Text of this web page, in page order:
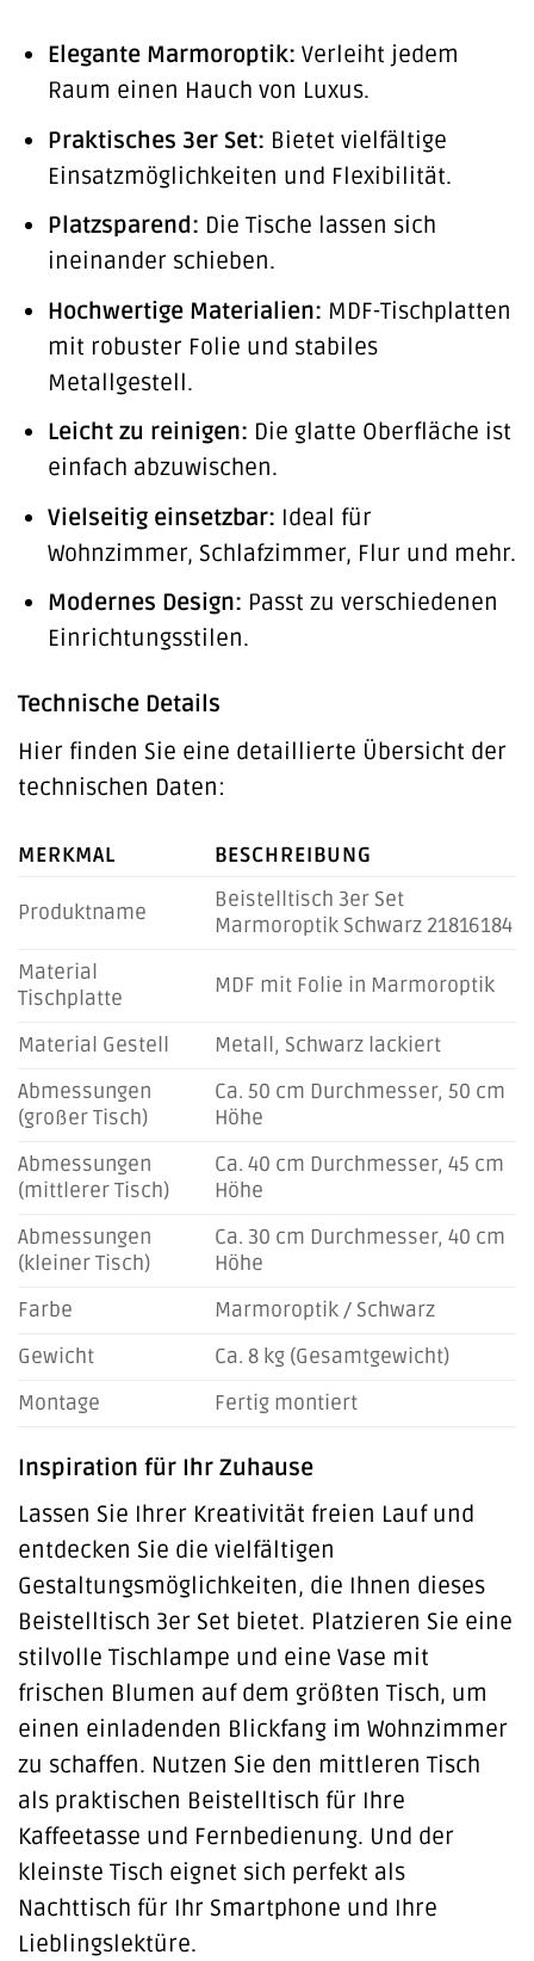
Elegante Marmoroptik: Verleiht jedem
Raum einen Hauch von Luxus.
Praktisches 3er Set: Bietet vielfältige
Einsatzmöglichkeiten und Flexibilität.
Platzsparend: Die Tische lassen sich
ineinander schieben.
Hochwertige Materialien: MDF-Tischplatten
mit robuster Folie und stabiles
Metallgestell.
Leicht zu reinigen: Die glatte Oberfläche ist
einfach abzuwischen.
Vielseitig einsetzbar: Ideal für
Wohnzimmer, Schlafzimmer, Flur und mehr.
Modernes Design: Passt zu verschiedenen
Einrichtungsstilen.
Technische Details
Hier finden Sie eine detaillierte Übersicht der
technischen Daten:
MERKMAL BESCHREIBUNG
Produktname
Beistelltisch 3er Set
Marmoroptik Schwarz 21816184
Material
Tischplatte
MDF mit Folie in Marmoroptik
Material Gestell
Metall, Schwarz lackiert
Abmessungen
(großer Tisch)
Ca. 50 cm Durchmesser, 50 cm
Höhe
Abmessungen
(mittlerer Tisch)
Ca. 40 cm Durchmesser, 45 cm
Höhe
Abmessungen
(kleiner Tisch)
Ca. 30 cm Durchmesser, 40 cm
Höhe
Farbe
Marmoroptik / Schwarz
Gewicht
Ca. 8 kg (Gesamtgewicht)
Montage
Fertig montiert
Inspiration für Ihr Zuhause
Lassen Sie Ihrer Kreativität freien Lauf und
entdecken Sie die vielfältigen
Gestaltungsmöglichkeiten, die Ihnen dieses
Beistelltisch 3er Set bietet. Platzieren Sie eine
stilvolle Tischlampe und eine Vase mit
frischen Blumen auf dem größten Tisch, um
einen einladenden Blickfang im Wohnzimmer
zu schaffen. Nutzen Sie den mittleren Tisch
als praktischen Beistelltisch für Ihre
Kaffeetasse und Fernbedienung. Und der
kleinste Tisch eignet sich perfekt als
Nachttisch für Ihr Smartphone und Ihre
Lieblingslektüre.